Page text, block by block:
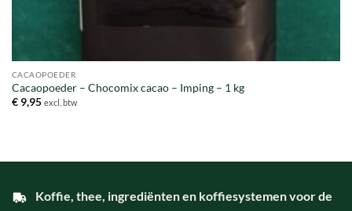
CACAOPOEDER
Cacaopoeder – Chocomix cacao – Imping – 1 kg
€9,95 excl. btw
Koffie, thee, ingrediënten en koffiesystemen voor de